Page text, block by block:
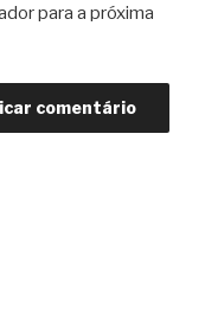
para a próxima